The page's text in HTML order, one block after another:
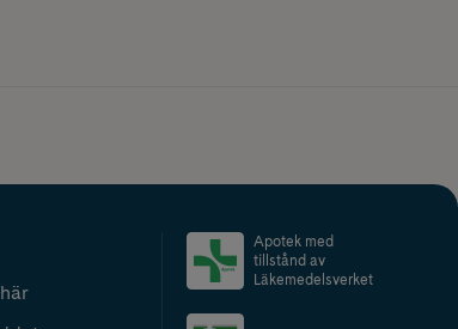
Apotek med
tillstånd av
Läkemedelsverket